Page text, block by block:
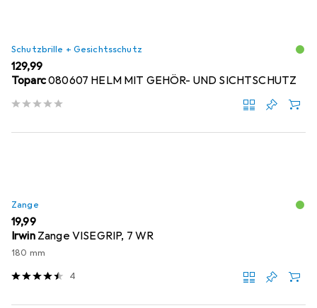
Schutzbrille + Gesichtsschutz
EUR
129,99
Toparc080607 HELM MIT GEHÖR- UND SICHTSCHUTZ
Zange
EUR
19,99
Irwin Zange VISEGRIP, 7 WR
180 mm
4